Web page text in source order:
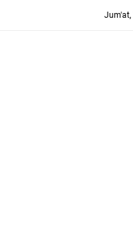
Jum'at,